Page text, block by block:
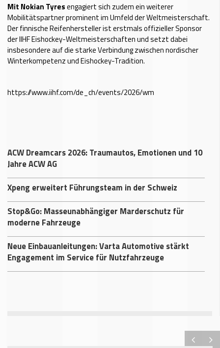
Mit Nokian Tyresengagiert sich zudem ein weiterer
Mobilitätspartner prominent im Umfeld der Weltmeisterschaft.
Der finnische Reifenhersteller ist erstmals offizieller Sponsor
der IIHF Eishockey-Weltmeisterschaften und setzt dabei
insbesondere auf die starke Verbindung zwischen nordischer
Winterkompetenz und Eishockey-Tradition.
https://www.iihf.com/de_ch/events/2026/wm
ACW Dreamcars 2026: Traumautos, Emotionen und 10
Jahre ACW AG
Xpeng erweitert Führungsteam in der Schweiz
Stop&Go: Masseunabhängiger Marderschutz für
moderne Fahrzeuge
Neue Einbauanleitungen: Varta Automotive stärkt
Engagement im Service für Nutzfahrzeuge